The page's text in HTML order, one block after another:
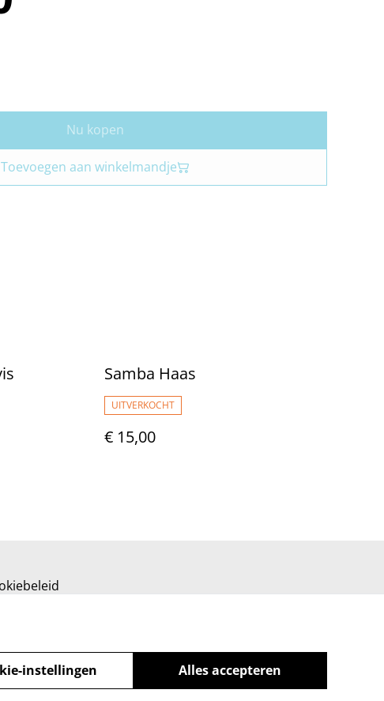
Nu kopen
Toevoegen aan winkelmandje
Samba Haas
UITVERKOCHT
€ 15,00
Alles accepteren
instellingen